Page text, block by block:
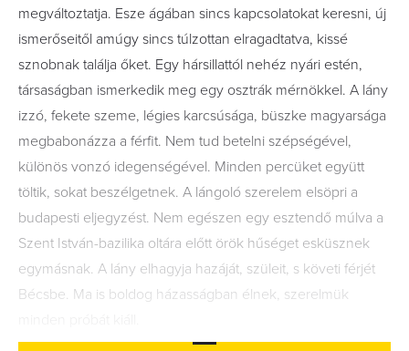
megváltoztatja. Esze ágában sincs kapcsolatokat keresni, új
ismerőseitől amúgy sincs túlzottan elragadtatva, kissé
sznobnak találja őket. Egy hársillattól nehéz nyári estén,
társaságban ismerkedik meg egy osztrák mérnökkel. A lány
izzó, fekete szeme, légies karcsúsága, büszke magyarsága
megbabonázza a férfit. Nem tud betelni szépségével,
különös vonzó idegenségével. Minden percüket együtt
töltik, sokat beszélgetnek. A lángoló szerelem elsöpri a
budapesti eljegyzést. Nem egészen egy esztendő múlva a
Szent István-bazilika oltára előtt örök hűséget esküsznek
egymásnak. A lány elhagyja hazáját, szüleit, s követi férjét
Bécsbe. Ma is boldog házasságban élnek, szerelmük